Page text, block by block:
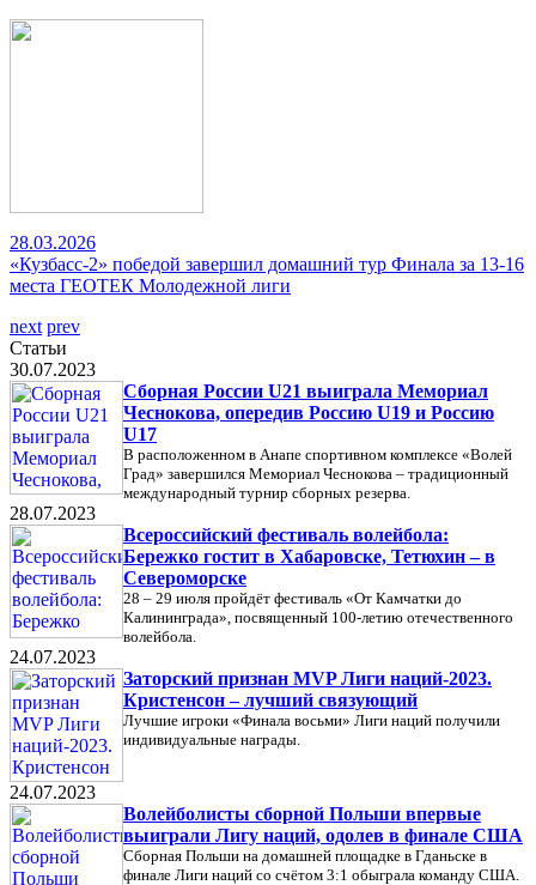
28.03.2026
«Кузбасс-2» победой завершил домашний тур Финала за 13-16
места ГЕОТЕК Молодежной лиги
next prev
Статьи
30.07.2023
Сборная России U21 выиграла Мемориал
Чеснокова, опередив Россию U19 и Россию
U17
В расположенном в Анапе спортивном комплексе «Волей
Град» завершился Мемориал Чеснокова – традиционный
международный турнир сборных резерва.
28.07.2023
Всероссийский фестиваль волейбола:
Бережко гостит в Хабаровске, Тетюхин – в
Североморске
28 – 29 июля пройдёт фестиваль «От Камчатки до
Калининграда», посвященный 100-летию отечественного
волейбола.
24.07.2023
Заторский признан MVP Лиги наций-2023.
Кристенсон – лучший связующий
Лучшие игроки «Финала восьми» Лиги наций получили
индивидуальные награды.
24.07.2023
Волейболисты сборной Польши впервые
выиграли Лигу наций, одолев в финале США
Сборная Польши на домашней площадке в Гданьске в
финале Лиги наций со счётом 3:1 обыграла команду США.